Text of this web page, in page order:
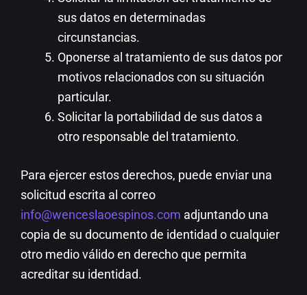
sus datos en determinadas
circunstancias.
Oponerse al tratamiento de sus datos por
motivos relacionados con su situación
particular.
Solicitar la portabilidad de sus datos a
otro responsable del tratamiento.
Para ejercer estos derechos, puede enviar una
solicitud escrita al correo
info@wenceslaoespinos.com adjuntando una
copia de su documento de identidad o cualquier
otro medio válido en derecho que permita
acreditar su identidad.